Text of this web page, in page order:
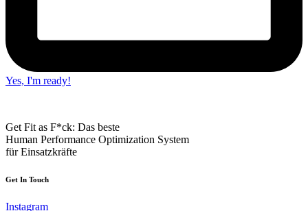
Yes, I'm ready!
Get Fit as F*ck: Das beste
Human Performance Optimization System
für Einsatzkräfte
Get In Touch
Instagram